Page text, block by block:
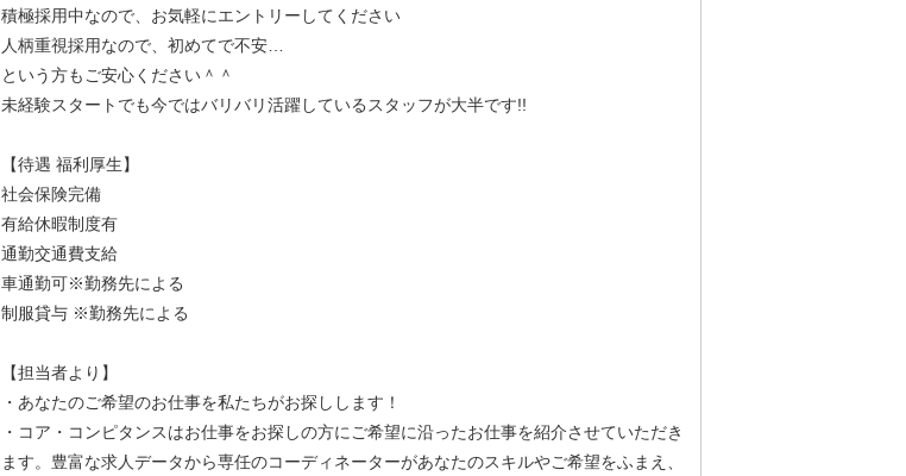
積極採用中なので、お気軽にエントリーしてください
人柄重視採用なので、初めてで不安…
という方もご安心ください＾＾
未経験スタートでも今ではバリバリ活躍しているスタッフが大半です!!
【待遇 福利厚生】
社会保険完備
有給休暇制度有
通勤交通費支給
車通勤可※勤務先による
制服貸与 ※勤務先による
【担当者より】
・あなたのご希望のお仕事を私たちがお探しします！
・コア・コンピタンスはお仕事をお探しの方にご希望に沿ったお仕事を紹介させていただき
ます。豊富な求人データから専任のコーディネーターがあなたのスキルやご希望をふまえ、